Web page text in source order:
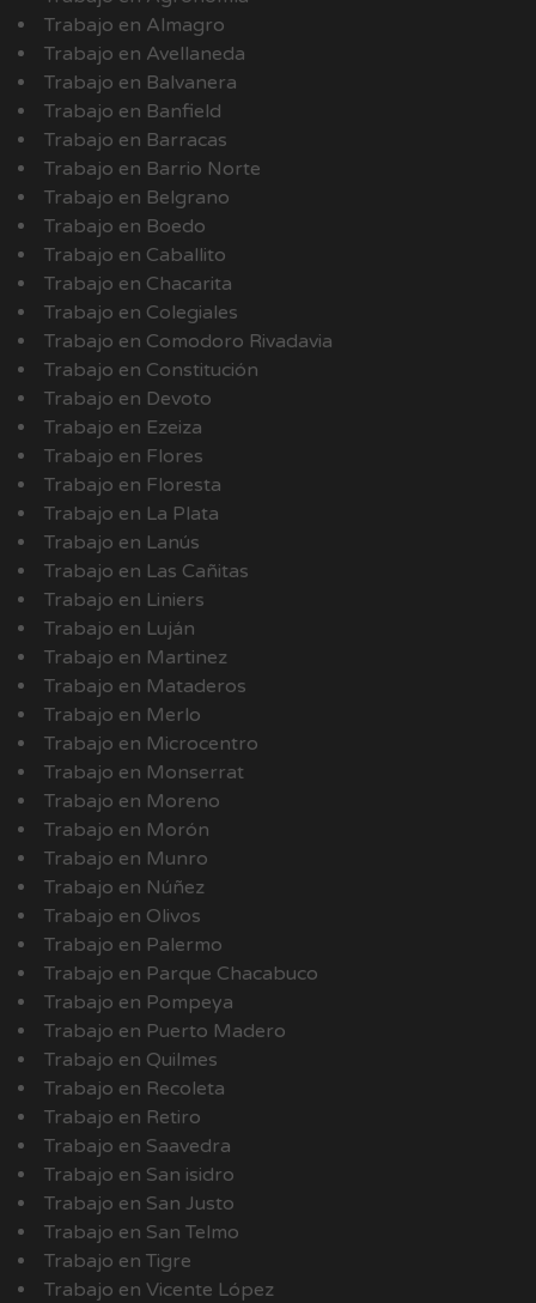
Trabajo en Almagro
Trabajo en Avellaneda
Trabajo en Balvanera
Trabajo en Banfield
Trabajo en Barracas
Trabajo en Barrio Norte
Trabajo en Belgrano
Trabajo en Boedo
Trabajo en Caballito
Trabajo en Chacarita
Trabajo en Colegiales
Trabajo en Comodoro Rivadavia
Trabajo en Constitución
Trabajo en Devoto
Trabajo en Ezeiza
Trabajo en Flores
Trabajo en Floresta
Trabajo en La Plata
Trabajo en Lanús
Trabajo en Las Cañitas
Trabajo en Liniers
Trabajo en Luján
Trabajo en Martinez
Trabajo en Mataderos
Trabajo en Merlo
Trabajo en Microcentro
Trabajo en Monserrat
Trabajo en Moreno
Trabajo en Morón
Trabajo en Munro
Trabajo en Núñez
Trabajo en Olivos
Trabajo en Palermo
Trabajo en Parque Chacabuco
Trabajo en Pompeya
Trabajo en Puerto Madero
Trabajo en Quilmes
Trabajo en Recoleta
Trabajo en Retiro
Trabajo en Saavedra
Trabajo en San isidro
Trabajo en San Justo
Trabajo en San Telmo
Trabajo en Tigre
Trabajo en Vicente López